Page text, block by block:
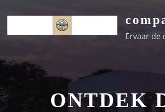
de
Ervaar de
ONTDEK